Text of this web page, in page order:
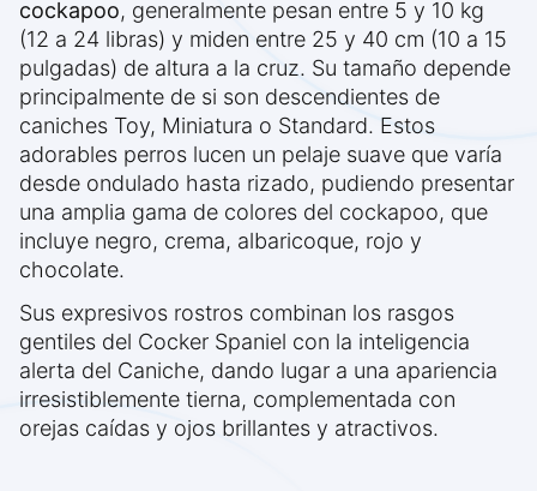
cockapoo, generalmente pesan entre 5 y 10 kg
(12 a 24 libras) y miden entre 25 y 40 cm (10 a 15
pulgadas) de altura a la cruz. Su tamaño depende
principalmente de si son descendientes de
caniches Toy, Miniatura o Standard. Estos
adorables perros lucen un pelaje suave que varía
desde ondulado hasta rizado, pudiendo presentar
una amplia gama de colores del cockapoo, que
incluye negro, crema, albaricoque, rojo y
chocolate.
Sus expresivos rostros combinan los rasgos
gentiles del Cocker Spaniel con la inteligencia
alerta del Caniche, dando lugar a una apariencia
irresistiblemente tierna, complementada con
orejas caídas y ojos brillantes y atractivos.